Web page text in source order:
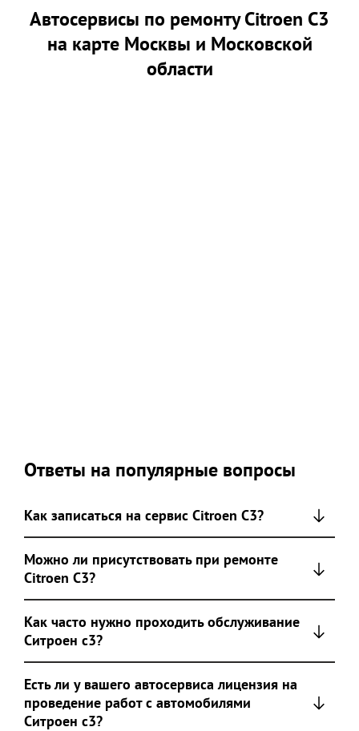
Автосервисы по ремонту Citroen C3
на карте Москвы и Московской
области
Ответы на популярные вопросы
Как записаться на сервис Citroen C3?
Можно ли присутствовать при ремонте
Citroen C3?
Как часто нужно проходить обслуживание
Ситроен с3?
Есть ли у вашего автосервиса лицензия на
проведение работ с автомобилями
Ситроен с3?